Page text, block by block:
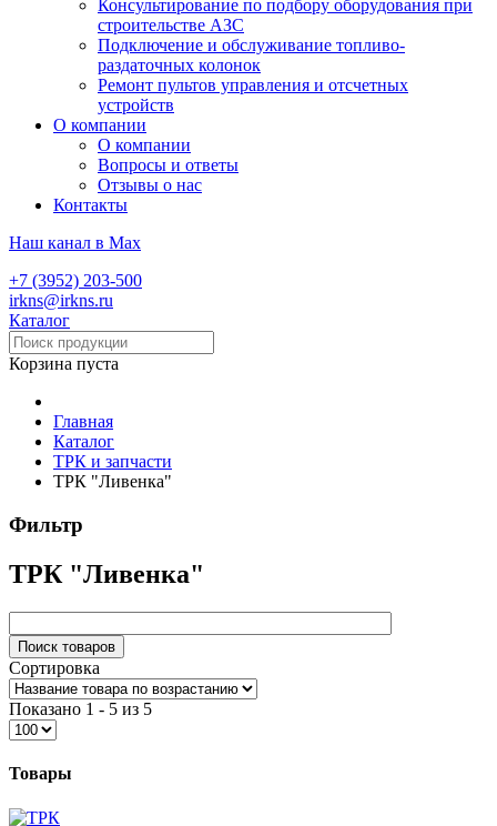
Консультирование по подбору оборудования при
строительстве АЗС
Подключение и обслуживание топливо-
раздаточных колонок
Ремонт пультов управления и отсчетных
устройств
О компании
О компании
Вопросы и ответы
Отзывы о нас
Контакты
Наш канал в Max
+7 (3952) 203-500
irkns@irkns.ru
Каталог
Корзина пуста
Главная
Каталог
ТРК и запчасти
ТРК "Ливенка"
Фильтр
ТРК "Ливенка"
Сортировка
Показано 1 - 5 из 5
Товары